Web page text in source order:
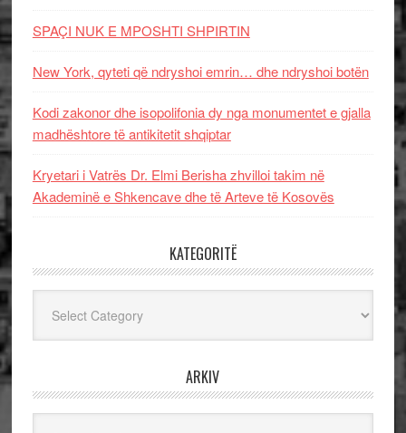
SPAÇI NUK E MPOSHTI SHPIRTIN
New York, qyteti që ndryshoi emrin… dhe ndryshoi botën
Kodi zakonor dhe isopolifonia dy nga monumentet e gjalla
madhështore të antikitetit shqiptar
Kryetari i Vatrës Dr. Elmi Berisha zhvilloi takim në
Akademinë e Shkencave dhe të Arteve të Kosovës
KATEGORITË
ARKIV